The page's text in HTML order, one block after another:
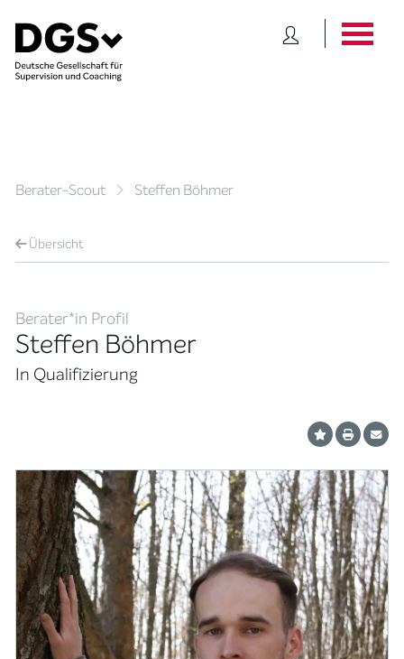
Berater-Scout Steffen Böhmer
Übersicht
Berater*in Profil
Steffen Böhmer
In Qualifizierung